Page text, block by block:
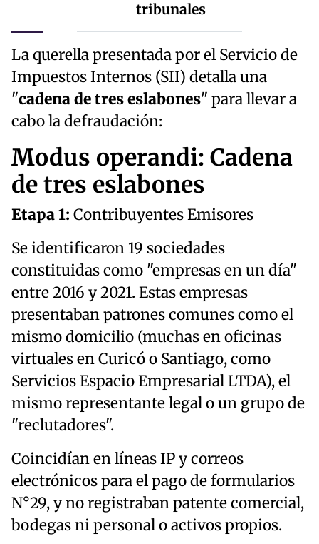
tribunales
La querella presentada por el Servicio de
Impuestos Internos (SII) detalla una
"cadena de tres eslabones" para llevar a
cabo la defraudación:
Modus operandi: Cadena
de tres eslabones
Etapa 1: Contribuyentes Emisores
Se identificaron 19 sociedades
constituidas como "empresas en un día"
entre 2016 y 2021. Estas empresas
presentaban patrones comunes como el
mismo domicilio (muchas en oficinas
virtuales en Curicó o Santiago, como
Servicios Espacio Empresarial LTDA), el
mismo representante legal o un grupo de
"reclutadores".
Coincidían en líneas IP y correos
electrónicos para el pago de formularios
N°29, y no registraban patente comercial,
bodegas ni personal o activos propios.